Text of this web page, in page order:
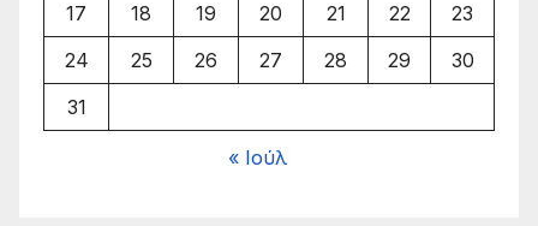
17
18 19 20 21 22
23
24
25 26 27 28 29
30
31
« Ιούλ